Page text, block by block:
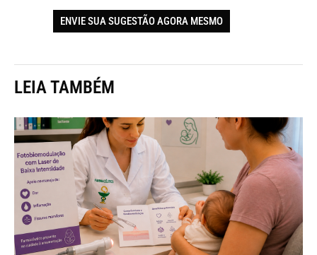
ENVIE SUA SUGESTÃO AGORA MESMO
LEIA TAMBÉM